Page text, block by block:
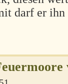
darf er